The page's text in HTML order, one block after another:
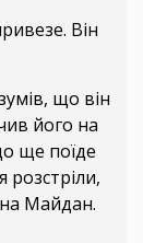
Він
що він
його на
ще поїде
Майдан.